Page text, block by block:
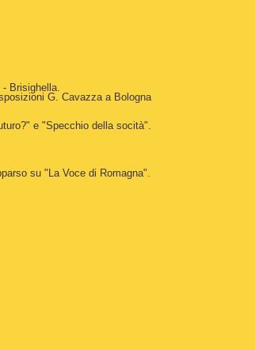
Brisighella.
G. Cavazza a Bologna
e "Specchio della socità".
su "La Voce di Romagna".